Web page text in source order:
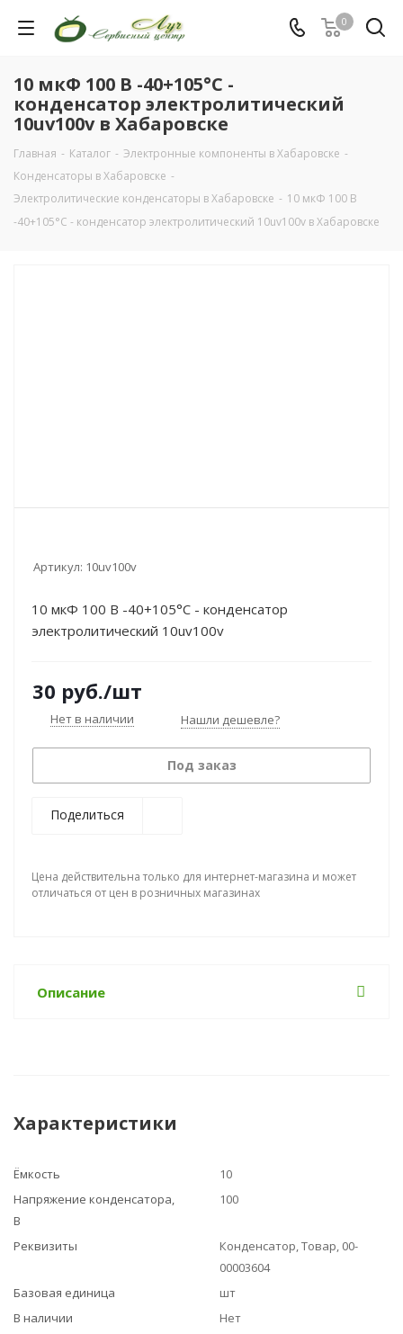
0
10 мкФ 100 В -40+105°C -
конденсатор электролитический
10uv100v в Хабаровске
Главная - Каталог - Электронные компоненты в Хабаровске -
Конденсаторы в Хабаровске -
Электролитические конденсаторы в Хабаровске - 10 мкФ 100 В
-40+105°C - конденсатор электролитический 10uv100v в Хабаровске
Артикул: 10uv100v
10 мкФ 100 В -40+105°C - конденсатор
электролитический 10uv100v
30 руб./шт
Нет в наличии Нашли дешевле?
Под заказ
Поделиться
Цена действительна только для интернет-магазина и может
отличаться от цен в розничных магазинах
Описание
Характеристики
Ёмкость
10
Напряжение конденсатора,
В
100
Реквизиты
Конденсатор, Товар, 00-
00003604
Базовая единица
шт
В наличии
Нет